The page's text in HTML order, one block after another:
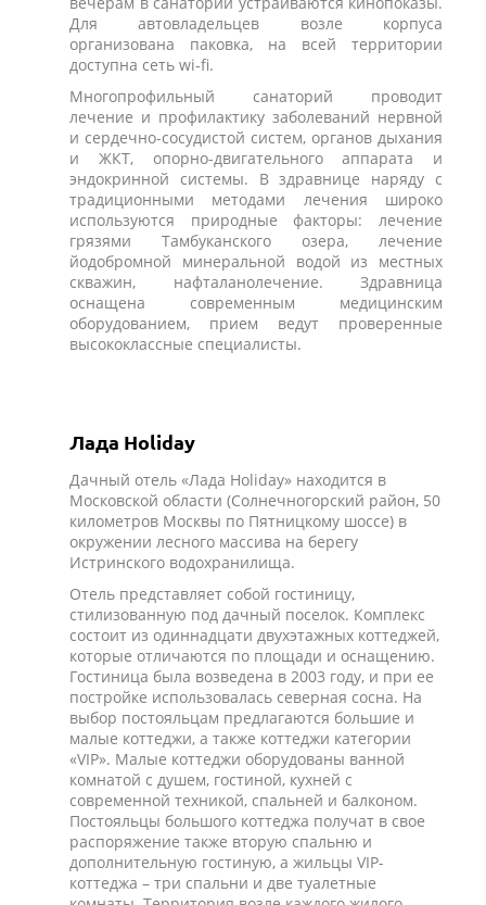
Для автовладельцев возле корпуса
организована паковка, на всей территории
доступна сеть wi-fi.
Многопрофильный санаторий проводит
лечение и профилактику заболеваний нервной
и сердечно-сосудистой систем, органов дыхания
и ЖКТ, опорно-двигательного аппарата и
эндокринной системы. В здравнице наряду с
традиционными методами лечения широко
используются природные факторы: лечение
грязями Тамбуканского озера, лечение
йодобромной минеральной водой из местных
скважин, нафталанолечение. Здравница
оснащена современным медицинским
оборудованием, прием ведут проверенные
высококлассные специалисты.
Лада Holiday
Дачный отель «Лада Holiday» находится в
Московской области (Солнечногорский район, 50
километров Москвы по Пятницкому шоссе) в
окружении лесного массива на берегу
Истринского водохранилища.
Отель представляет собой гостиницу,
стилизованную под дачный поселок. Комплекс
состоит из одиннадцати двухэтажных коттеджей,
которые отличаются по площади и оснащению.
Гостиница была возведена в 2003 году, и при ее
постройке использовалась северная сосна. На
выбор постояльцам предлагаются большие и
малые коттеджи, а также коттеджи категории
«VIP». Малые коттеджи оборудованы ванной
комнатой с душем, гостиной, кухней с
современной техникой, спальней и балконом.
Постояльцы большого коттеджа получат в свое
распоряжение также вторую спальню и
дополнительную гостиную, а жильцы VIP-
коттеджа – три спальни и две туалетные